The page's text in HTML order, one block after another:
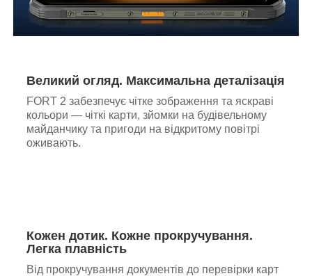
Великий огляд. Максимальна деталізація
FORT 2 забезпечує чітке зображення та яскраві
кольори — чіткі карти, зйомки на будівельному
майданчику та пригоди на відкритому повітрі
оживають.
Кожен дотик. Кожне прокручування.
Легка плавність
Від прокручування документів до перевірки карт